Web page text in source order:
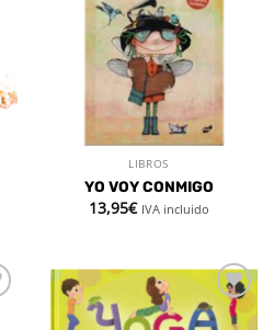
lista de
deseos
LIBROS
YO VOY CONMIGO
13,95€ IVA incluido
Añadir